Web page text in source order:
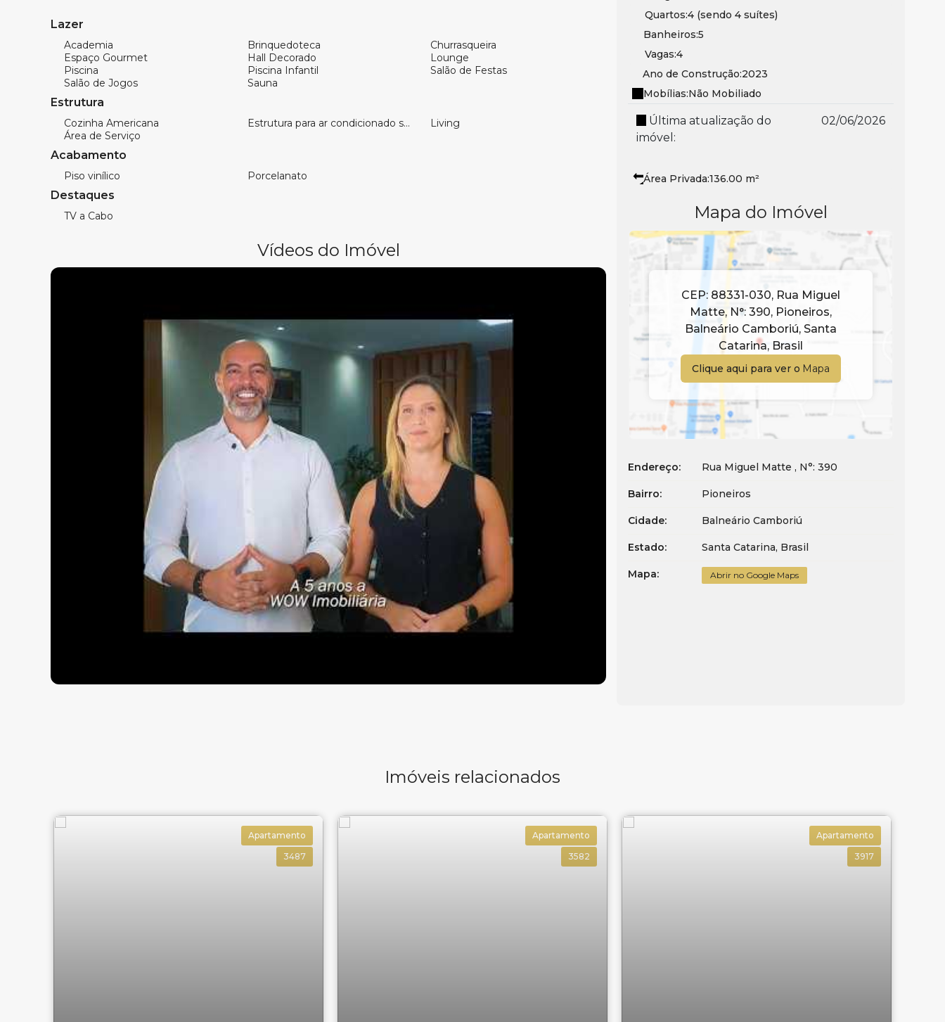
Sala de jantar
Banheiro Social
Área de serviço
Churrasqueira
4 vagas de garagem
Área Privativa: 136,85m²
Características do Empreendimento:
Lazer e Convivência:
Hall de entrada decorado
Quiosque com churrasqueira
02 apartamentos por andar
Fale com a WOW imobiliária em Balneário Camboriúe saiba mais.
Lazer
Academia Brinquedoteca
Churrasqueira
Espaço Gourmet
Hall Decorado
Lounge
Piscina
Piscina Infantil
Salão de Festas
Salão de Jogos
Sauna
Estrutura
Cozinha Americana Estrutura para ar condicionado split
Living
Área de Serviço
Acabamento
Piso vinílico Porcelanato
Destaques
TV a Cabo
Vídeos do Imóvel
Quartos:4 (sendo 4 suítes)
Banheiros:5
Vagas:4
Ano de Construção:2023
Mobílias:Não Mobiliado
Última atualização do
imóvel:
02/06/2026
Área Privada:136.00 m²
Mapa do Imóvel
CEP: 88331-030, Rua Miguel
Matte, N°: 390, Pioneiros,
Balneário Camboriú, Santa
Catarina, Brasil
Clique aqui para ver o Mapa
Endereço: Rua Miguel Matte , N°: 390
Bairro: Pioneiros
Cidade: Balneário Camboriú
Estado: Santa Catarina, Brasil
Mapa: Abrir no Google Maps
Imóveis relacionados
Apartamento
3487
Apartamento
3582
Apartamento
3917